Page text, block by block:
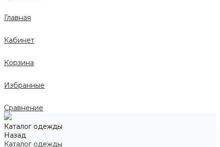
Главная
Кабинет
Корзина
Избранные
Сравнение
Каталог одежды
Назад
Каталог одежды